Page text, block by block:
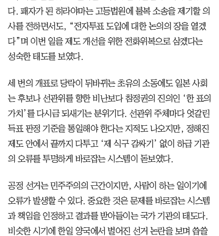
다. 패자가 된 히라야마는 고등법원에 불복 소송을 제기할 의
사를 전하면서도, “전자투표 도입에 대한 논의의 장을 열겠
다”며 이번 일을 제도 개선을 위한 전화위복으로 삼겠다는
성숙한 태도를 보였다.
세 번의 개표로 당락이 뒤바뀌는 초유의 소동에도 일본 사회
는 후보나 선관위를 향한 비난보다 참정권의 진의인 ‘한 표의
가치’를 다시금 되새기는 분위기다. 선관위 주체마다 엇갈린
득표 판정 기준을 통일해야 한다는 지적도 나오지만, 정해진
제도 안에서 끝까지 다투고 ‘제 식구 감싸기’ 없이 하급 기관
의 오류를 투명하게 바로잡는 시스템이 돋보였다.
공정 선거는 민주주의의 근간이지만, 사람이 하는 일이기에
오류가 발생할 수 있다. 중요한 것은 문제를 바로잡는 시스템
과 책임을 인정하고 결과를 받아들이는 국가 기관의 태도다.
비슷한 시기에 한일 양국에서 벌어진 선거 논란을 보며 씁쓸